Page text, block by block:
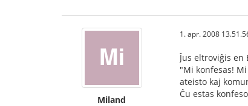
Miland
1. apr. 2008
Ĵus eltroviĝis
"Mi konfesas!
ateisto kaj
Ĉu estas